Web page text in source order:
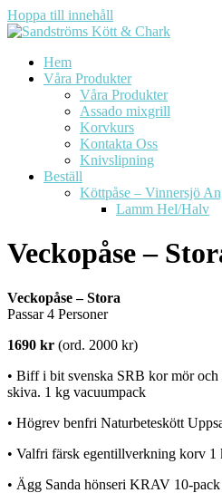
Hoppa till innehåll
Hem
Våra Produkter
Våra Produkter
Assado mixgrill
Korvkurs
Kontakta Oss
Knivslipning
Beställ
Köttpåse – Vinnersjö
Lamm Hel/Halv
Veckopåse –
Veckopåse – Stora
Passar 4 Personer
1690 kr (ord. 2000 kr)
• Biff i bit svenska SRB kor mör
skiva. 1 kg vacuumpack
• Högrev benfri Naturbeteskött
• Valfri färsk egentillverkning korv 1
• Ägg Sanda hönseri KRAV 10-pack